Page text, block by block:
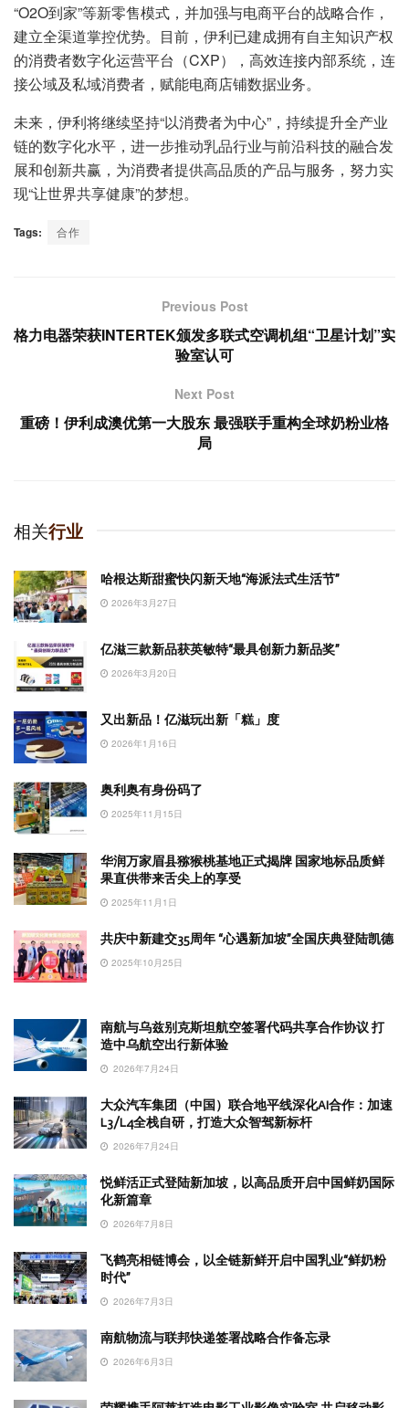
“O2O到家”等新零售模式，并加强与电商平台的战略合作，
建立全渠道掌控优势。目前，伊利已建成拥有自主知识产权
的消费者数字化运营平台（CXP），高效连接内部系统，连
接公域及私域消费者，赋能电商店铺数据业务。
未来，伊利将继续坚持“以消费者为中心”，持续提升全产业
链的数字化水平，进一步推动乳品行业与前沿科技的融合发
展和创新共赢，为消费者提供高品质的产品与服务，努力实
现“让世界共享健康”的梦想。
Tags: 合作
Previous Post
格力电器荣获INTERTEK颁发多联式空调机组“卫星计划”实
验室认可
Next Post
重磅！伊利成澳优第一大股东 最强联手重构全球奶粉业格
局
相关行业
哈根达斯甜蜜快闪新天地“海派法式生活节”
2026年3月27日
亿滋三款新品获英敏特“最具创新力新品奖”
2026年3月20日
又出新品！亿滋玩出新「糕」度
2026年1月16日
奥利奥有身份码了
2025年11月15日
华润万家眉县猕猴桃基地正式揭牌 国家地标品质鲜
果直供带来舌尖上的享受
2025年11月1日
共庆中新建交35周年 “心遇新加坡”全国庆典登陆凯德
2025年10月25日
南航与乌兹别克斯坦航空签署代码共享合作协议 打
造中乌航空出行新体验
2026年7月24日
大众汽车集团（中国）联合地平线深化AI合作：加速
L3/L4全栈自研，打造大众智驾新标杆
2026年7月24日
悦鲜活正式登陆新加坡，以高品质开启中国鲜奶国际
化新篇章
2026年7月8日
飞鹤亮相链博会，以全链新鲜开启中国乳业“鲜奶粉
时代”
2026年7月3日
南航物流与联邦快递签署战略合作备忘录
2026年6月3日